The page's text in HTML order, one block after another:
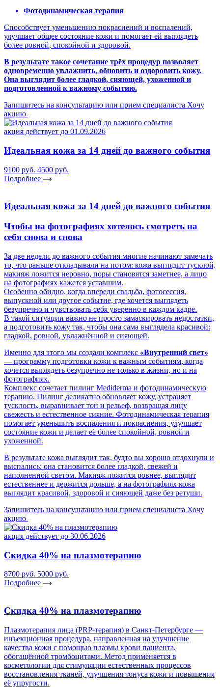
Фотодинамическая терапия
Способствует уменьшению покраснений и воспалений,
улучшает общее состояние кожи и помогает ей выглядеть
более ровной, спокойной и здоровой.
В результате такое сочетание трёх процедур позволяет
одновременно увлажнить, обновить и оздоровить кожу.
Она выглядит более гладкой, сияющей, ухоженной и
подготовленной к важному событию.
Запишитесь на консультацию или прием специалиста Хочу
акцию
акция действует до 01.09.2026
Идеальная кожа за 14 дней до важного события
9100 руб. 4500 руб.
Подробнее
Идеальная кожа за 14 дней до важного события
Чтобы на фотографиях хотелось смотреть на
себя снова и снова
За две недели до важного события многие начинают замечать
то, что раньше откладывали на потом: кожа выглядит тусклой,
макияж ложится неровно, поры становятся заметнее, а лицо
на фотографиях кажется уставшим.
Особенно обидно, когда впереди свадьба, фотосессия,
выпускной или другое событие, где хочется выглядеть
безупречно и чувствовать себя уверенно в каждом кадре.
В такой ситуации важно не просто замаскировать недостатки,
а подготовить кожу так, чтобы она сама выглядела красивой:
гладкой, ровной, увлажнённой и сияющей.
Именно для этого мы создали комплекс «Внутренний свет»
— программу подготовки кожи к важным событиям, когда
хочется выглядеть безупречно не только в жизни, но и на
фотографиях.
Комплекс сочетает пилинг Mediderma и фотодинамическую
терапию. Пилинг деликатно обновляет кожу, устраняет
тусклость, выравнивает тон и рельеф, возвращая лицу
свежесть и естественное сияние. Фотодинамическая терапия
помогает уменьшить воспаления и покраснения, улучшает
состояние кожи и делает её более спокойной, ровной и
ухоженной.
В результате кожа выглядит так, будто вы хорошо отдохнули и
выспались: она становится более гладкой, свежей и
наполненной светом. Макияж ложится ровнее, выглядит
естественнее и держится дольше, а на фотографиях кожа
выглядит красивой, здоровой и сияющей даже без ретуши.
Запишитесь на консультацию или прием специалиста Хочу
акцию
акция действует до 30.06.2026
Скидка 40% на плазмотерапию
8700 руб. 5000 руб.
Подробнее
Скидка 40% на плазмотерапию
Плазмотерапия лица (PRP-терапия) в Санкт-Петербурге —
инъекционная процедура, направленная на улучшение
качества кожи с помощью плазмы крови пациента,
обогащённой тромбоцитами. Метод применяется в
косметологии для стимуляции естественных процессов
восстановления тканей, улучшения тонуса кожи и повышения
её упругости.